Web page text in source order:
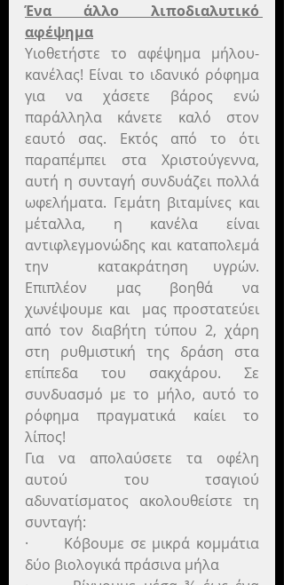
Ένα άλλο λιποδιαλυτικό
αφέψημα
Υιοθετήστε το αφέψημα μήλου-
κανέλας! Είναι το ιδανικό ρόφημα
για να χάσετε βάρος ενώ
παράλληλα κάνετε καλό στον
εαυτό σας. Εκτός από το ότι
παραπέμπει στα Χριστούγεννα,
αυτή η συνταγή συνδυάζει πολλά
ωφελήματα. Γεμάτη βιταμίνες και
μέταλλα, η κανέλα είναι
αντιφλεγμονώδης και καταπολεμά
την  κατακράτηση υγρών.
Επιπλέον μας βοηθά να
χωνέψουμε και  μας προστατεύει
από τον διαβήτη τύπου 2, χάρη
στη ρυθμιστική της δράση στα
επίπεδα του σακχάρου. Σε
συνδυασμό με το μήλο, αυτό το
ρόφημα πραγματικά καίει το
λίπος!
Για να απολαύσετε τα οφέλη
αυτού του τσαγιού
αδυνατίσματος ακολουθείστε τη
συνταγή:
·      Κόβουμε σε μικρά κομμάτια
δύο βιολογικά πράσινα μήλα